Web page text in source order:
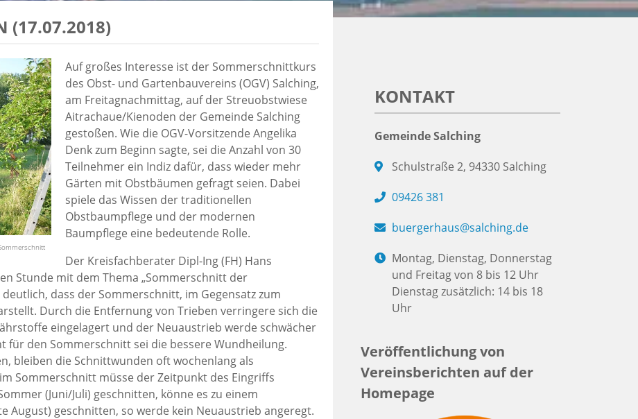
(17.07.2018)
Auf großes Interesse ist der Sommerschnittkurs
des Obst- und Gartenbauvereins (OGV) Salching,
am Freitagnachmittag, auf der Streuobstwiese
Aitrachaue/Kienoden der Gemeinde Salching
gestoßen. Wie die OGV-Vorsitzende Angelika
Denk zum Beginn sagte, sei die Anzahl von 30
Teilnehmer ein Indiz dafür, dass wieder mehr
Gärten mit Obstbäumen gefragt seien. Dabei
spiele das Wissen der traditionellen
Obstbaumpflege und der modernen
Baumpflege eine bedeutende Rolle.
Der Kreisfachberater Dipl-Ing (FH) Hans
Stunde mit dem Thema „Sommerschnitt der
dass der Sommerschnitt, im Gegensatz zum
Durch die Entfernung von Trieben verringere sich die
eingelagert und der Neuaustrieb werde schwächer
für den Sommerschnitt sei die bessere Wundheilung.
bleiben die Schnittwunden oft wochenlang als
Sommerschnitt müsse der Zeitpunkt des Eingriffs
(Juni/Juli) geschnitten, könne es zu einem
August) geschnitten, so werde kein Neuaustrieb angeregt.
KONTAKT
Gemeinde Salching
Schulstraße 2, 94330 Salching
09426 381
buergerhaus@salching.de
Montag, Dienstag, Donnerstag
und Freitag von 8 bis 12 Uhr
Dienstag zusätzlich: 14 bis 18
Uhr
Veröffentlichung von
Vereinsberichten auf der
Homepage